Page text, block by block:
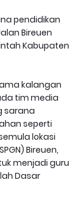
pendidikan
Bireuen
Kabupaten
kalangan
tim media
sarana
seperti
lokasi
Bireuen,
menjadi guru
Dasar